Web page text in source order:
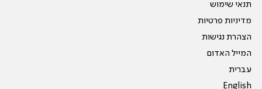
תנאי שימוש
מדיניות פרטיות
הצהרת נגישות
המייל האדום
עברית
English